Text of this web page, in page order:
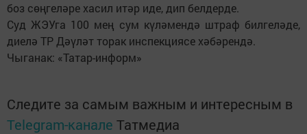
боз сөңгеләре хасил итәр иде, дип белдерде.
Суд ЖЭУга 100 мең сум күләмендә штраф билгеләде,
диелә ТР Дәүләт торак инспекциясе хәбәрендә.
Чыганак: «Татар-информ»
Следите за самым важным и интересным в
Telegram-канале Татмедиа